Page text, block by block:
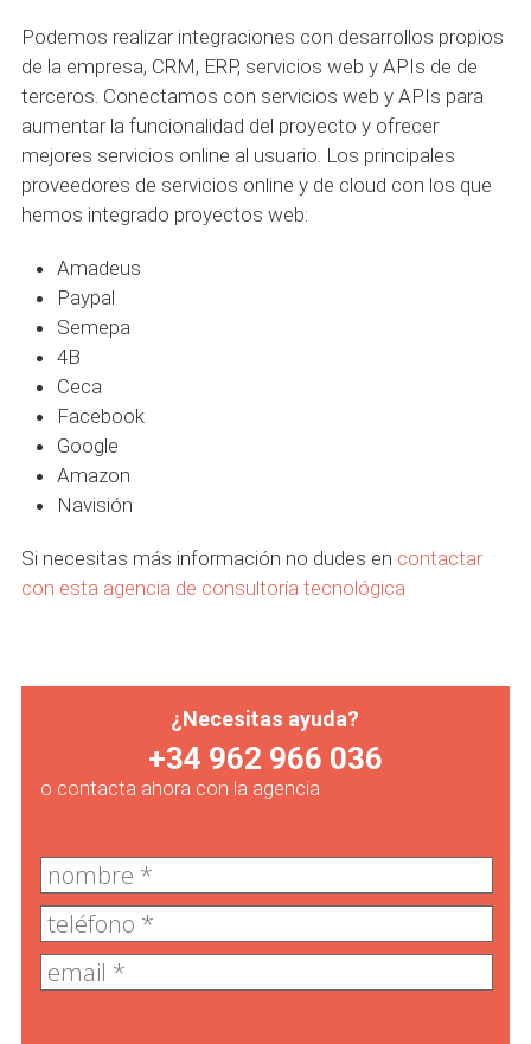
Podemos realizar integraciones con desarrollos propios
de la empresa, CRM, ERP, servicios web y APIs de de
terceros. Conectamos con servicios web y APIs para
aumentar la funcionalidad del proyecto y ofrecer
mejores servicios online al usuario. Los principales
proveedores de servicios online y de cloud con los que
hemos integrado proyectos web:
Amadeus
Paypal
Semepa
4B
Ceca
Facebook
Google
Amazon
Navisión
Si necesitas más información no dudes en contactar
con esta agencia de consultoría tecnológica
¿Necesitas ayuda?
+34 962 966 036
o contacta ahora con la agencia